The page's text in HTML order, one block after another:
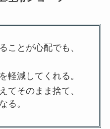
ことが心配でも、
軽減してくれる。
てそのまま捨て、
る。